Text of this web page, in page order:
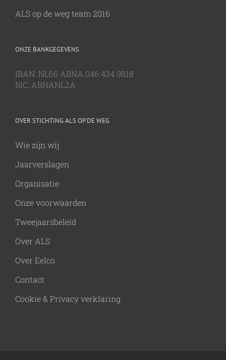
ALS op de weg team 2016
ONZE BANKGEGEVENS
IBAN: NL66 ABNA 046 434 9818
BIC: ABNANL2A
OVER STICHTING ALS OP DE WEG
Wie zijn wij
Jaarverslagen
Organisatie
Onze voorwaarden
Tweejaarsbeleid
Over ALS
Over Eelco
Contact
Cookie & Privacy verklaring